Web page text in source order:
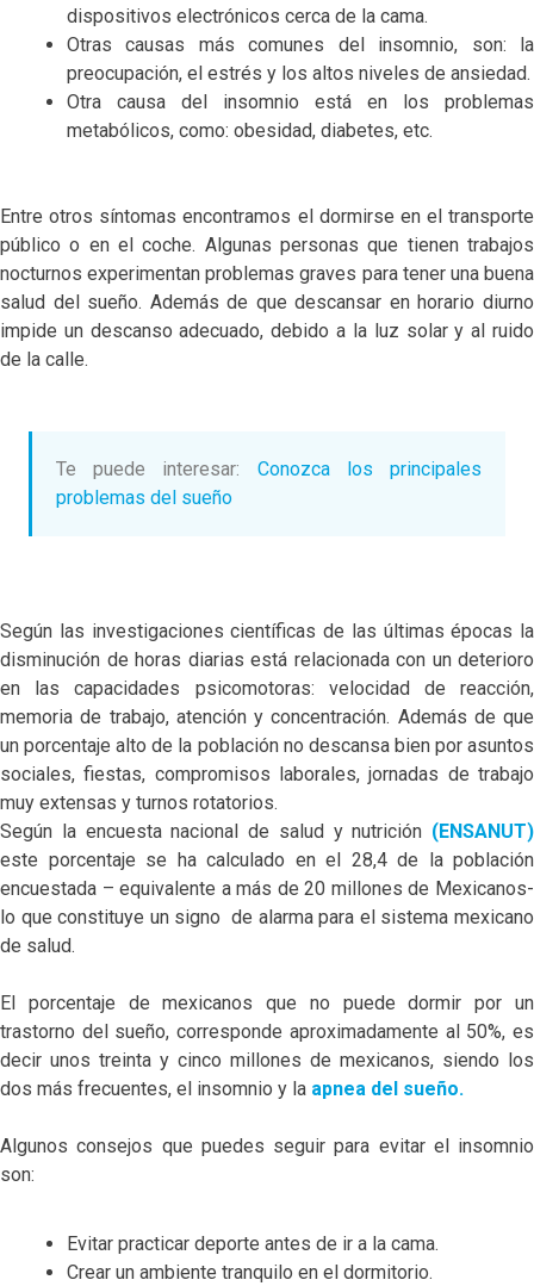
dispositivos electrónicos cerca de la cama.
Otras causas más comunes del insomnio, son: la
preocupación, el estrés y los altos niveles de ansiedad.
Otra causa del insomnio está en los problemas
metabólicos, como: obesidad, diabetes, etc.
Entre otros síntomas encontramos el dormirse en el transporte
público o en el coche. Algunas personas que tienen trabajos
nocturnos experimentan problemas graves para tener una buena
salud del sueño. Además de que descansar en horario diurno
impide un descanso adecuado, debido a la luz solar y al ruido
de la calle.
Te puede interesar: Conozca los principales
problemas del sueño
Según las investigaciones científicas de las últimas épocas la
disminución de horas diarias está relacionada con un deterioro
en las capacidades psicomotoras: velocidad de reacción,
memoria de trabajo, atención y concentración. Además de que
un porcentaje alto de la población no descansa bien por asuntos
sociales, fiestas, compromisos laborales, jornadas de trabajo
muy extensas y turnos rotatorios.
Según la encuesta nacional de salud y nutrición (ENSANUT)
este porcentaje se ha calculado en el 28,4 de la población
encuestada – equivalente a más de 20 millones de Mexicanos-
lo que constituye un signo de alarma para el sistema mexicano
de salud.
El porcentaje de mexicanos que no puede dormir por un
trastorno del sueño, corresponde aproximadamente al 50%, es
decir unos treinta y cinco millones de mexicanos, siendo los
dos más frecuentes, el insomnio y la apnea del sueño.
Algunos consejos que puedes seguir para evitar el insomnio
son:
Evitar practicar deporte antes de ir a la cama.
Crear un ambiente tranquilo en el dormitorio.